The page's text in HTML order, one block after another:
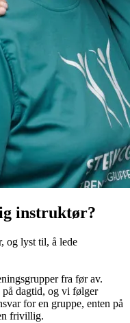
instruktør?
og lyst til, å lede
fra før av.
på dagtid, og vi følger
for en gruppe, enten på
frivillig.